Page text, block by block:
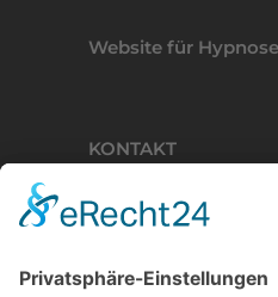
Website für
KONTAKT
Lisztweg 4, 88250
T. 0751 56111041